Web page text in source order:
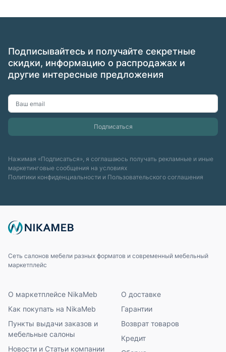
Подписывайтесь и получайте секретные
скидки, информацию о распродажах и
другие интересные предложения
Нажимая «Подписаться», я соглашаюсь получать рекламные и иные
маркетинговые сообщения на условиях
Политики конфиденциальности и Пользовательского соглашения
Сеть салонов мебели разных форматов и современный мебельный
маркетплейс
О маркетплейсе NikaMeb
Как покупать на NikaMeb
Пункты выдачи заказов и
мебельные салоны
Новости и Статьи компании
О доставке
Гарантии
Возврат товаров
Кредит